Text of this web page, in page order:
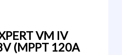
VM IV
(MPPT 120A